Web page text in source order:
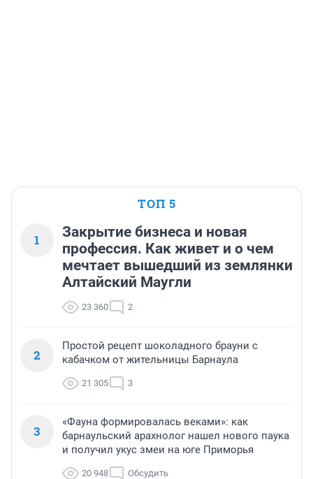
ТОП 5
1
Закрытие бизнеса и новая
профессия. Как живет и о чем
мечтает вышедший из землянки
Алтайский Маугли
23 360 2
2
Простой рецепт шоколадного брауни с
кабачком от жительницы Барнаула
21 305 3
3
«Фауна формировалась веками»: как
барнаульский арахнолог нашел нового паука
и получил укус змеи на юге Приморья
20 948 Обсудить